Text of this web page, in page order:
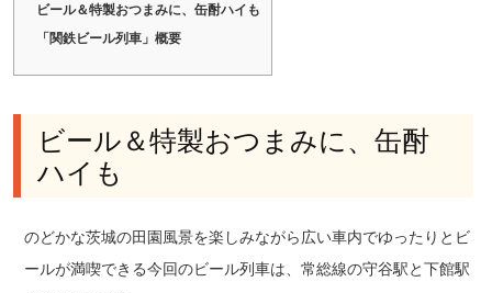
ビール＆特製おつまみに、缶酎ハイも
「関鉄ビール列車」概要
ビール＆特製おつまみに、缶酎
ハイも
のどかな茨城の田園風景を楽しみながら広い車内でゆったりとビ
ールが満喫できる今回のビール列車は、常総線の守谷駅と下館駅